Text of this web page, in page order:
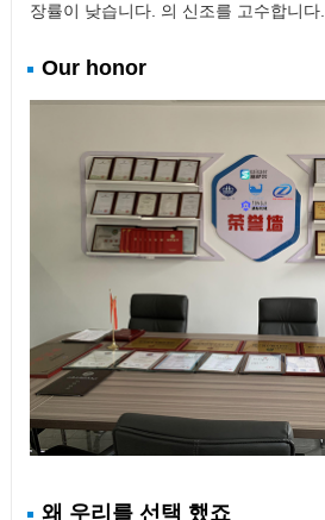
장률이 낮습니다. 의 신조를 고수합니다.
Our honor
왜 우리를 선택 했죠